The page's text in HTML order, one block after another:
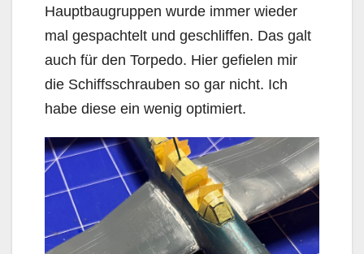
Hauptbaugruppen wurde immer wieder
mal gespachtelt und geschliffen. Das galt
auch für den Torpedo. Hier gefielen mir
die Schiffsschrauben so gar nicht. Ich
habe diese ein wenig optimiert.